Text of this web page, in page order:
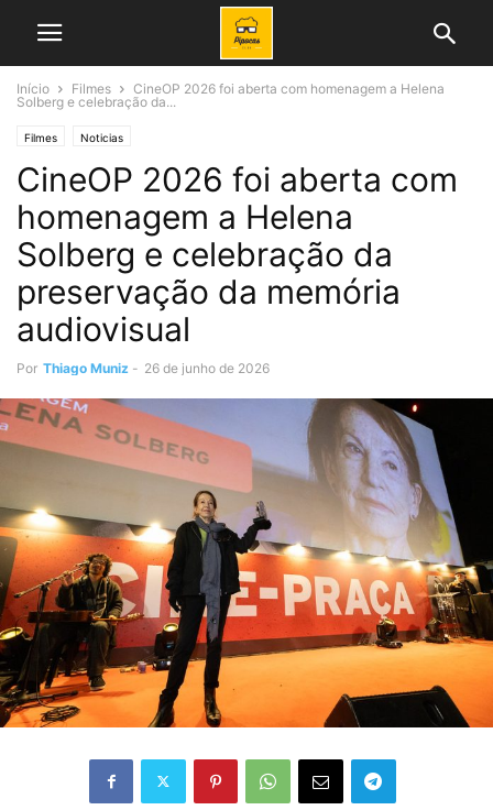
Início Filmes
CineOP 2026 foi aberta com homenagem a Helena
Solberg e celebração da...
Filmes Noticias
CineOP 2026 foi aberta com
homenagem a Helena
Solberg e celebração da
preservação da memória
audiovisual
Por Thiago Muniz - 26 de junho de 2026